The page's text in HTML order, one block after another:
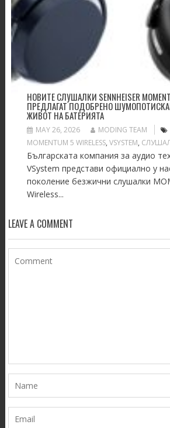
НОВИТЕ СЛУШАЛКИ SENNHEISER
ПРЕДЛАГАТ ПОДОБРЕНО
ЖИВОТ НА БАТЕРИЯТА
MAY 26, 2026 MODING TEAM
MOMENTUM 5 WIRELESS, VSYSTEM,
Българската компания за аудио
VSystem представи официално у
поколение безжични слушалки
Wireless...
LEAVE A COMMENT